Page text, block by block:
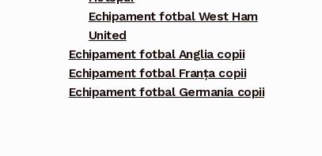
Echipament fotbal West Ham
United
Echipament fotbal Anglia copii
Echipament fotbal Franța copii
Echipament fotbal Germania copii